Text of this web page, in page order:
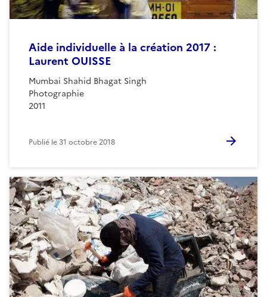
Aide individuelle à la création 2017 :
Laurent OUISSE
Mumbai Shahid Bhagat Singh
Photographie
2011
Publié le31 octobre 2018